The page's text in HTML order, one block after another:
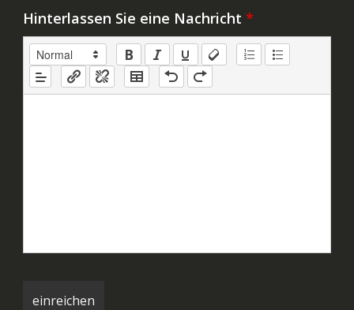
Hinterlassen Sie eine Nachricht *